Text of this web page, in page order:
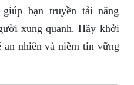
bạn truyền tải năng
xung quanh. Hãy khởi
nhiên và niềm tin vững